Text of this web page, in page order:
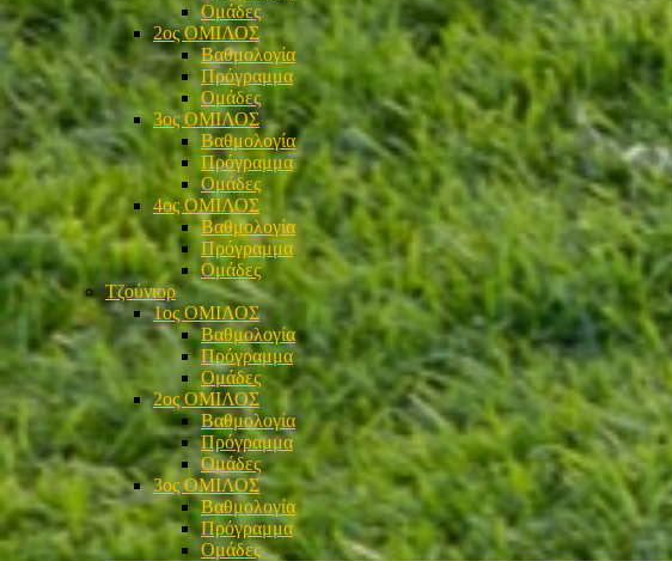
Ομάδες
2ος ΟΜΙΛΟΣ
Βαθμολογία
Πρόγραμμα
Ομάδες
3ος ΟΜΙΛΟΣ
Βαθμολογία
Πρόγραμμα
Ομάδες
4ος ΟΜΙΛΟΣ
Βαθμολογία
Πρόγραμμα
Ομάδες
Τζούνιορ
1ος ΟΜΙΛΟΣ
Βαθμολογία
Πρόγραμμα
Ομάδες
2ος ΟΜΙΛΟΣ
Βαθμολογία
Πρόγραμμα
Ομάδες
3ος ΟΜΙΛΟΣ
Βαθμολογία
Πρόγραμμα
Ομάδες